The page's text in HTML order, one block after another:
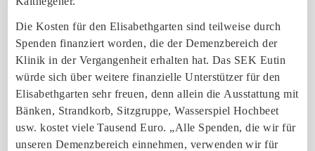
Die Kosten für den Elisabethgarten sind teilweise durch
Spenden finanziert worden, die der Demenzbereich der
Klinik in der Vergangenheit erhalten hat. Das SEK Eutin
würde sich über weitere finanzielle Unterstützer für den
Elisabethgarten sehr freuen, denn allein die Ausstattung mit
Bänken, Strandkorb, Sitzgruppe, Wasserspiel Hochbeet
usw. kostet viele Tausend Euro. „Alle Spenden, die wir für
unseren Demenzbereich einnehmen, verwenden wir für